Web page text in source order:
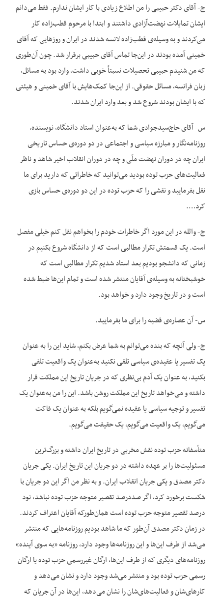
ج- آقای دکتر حبیبی را من اطلاع زیادی با کار ایشان ندارم. فقط می‌دانم
ایشان تمایلات نهضت‌آزادی داشتند و ابتدا با مرحوم قطب‌زاده کار
می‌کردند و به وسیله‌ی قطب‌زاده لانسه شدند در ایران و روزهایی که آقای
خمینی آمده بودند در این‌جا تماس آقای حبیبی برقرار شد. چون آن‌طوری
که من شنیدم حبیبی تحصیلات نسبتاً خوبی داشت، وارد بود به مسائل،
زبان فرانسه، مسائل حقوقی. از این‌جا کمک‌هایش با آقای خمینی و هیئتی
که با ایشان بودند شروع شد و بعد وارد ایران شدند.
س- آقای حاج‌سیدجوادی شما که به‌عنوان استاد دانشگاه، نویسنده،
روزنامه‌نگار و مبارزه سیاسی و اجتماعی در دو دوره‌ی حساس تاریخی
ایران چه در دوران نهضت ملّی و چه در دوران انقلاب اخیر شاهد و ناظر
فعالیت‌های حزب توده بودید می‌توانید که خاطراتی که دارید برای ما
نقل بفرمایید و نقشی را که حزب توده در این دو دوره‌ی حساس بازی
کرد….
ج- والله در این مورد اگر خاطرات خودم را بخواهم نقل کنم خیلی مفصل
است. یک قسمتش تکرار مطالبی است که از دانشگاه شروع بکنیم در
زمانی که دانشجو بودیم بعد استاد شدیم تکرار مطالبی است که
خوشبختانه به وسیله‌ی آقایان منتشر شده است و تمام این‌ها ضبط شده
است و در تاریخ وجود دارد و خواهد بود.
س- آن عصاره‌ی قضیه را برای ما بفرمایید.
ج- ولی آنچه که بنده می‌توانم به شما عرض بکنم، شاید این را به عنوان
یک تفسیر یا عقیده‌ی سیاسی تلقی نکنید به‌عنوان یک واقعیت تلقی
بکنید، به عنوان یک آدم بی‌نظری که در جریان تاریخ این مملکت قرار
داشته و می‌خواهد تاریخ این مملکت روشن باشد. این را من به‌عنوان یک
تفسیر و توجیه سیاسی یا عقیده نمی‌گویم بلکه به عنوان یک فاکت
می‌گویم، یک واقعیت می‌گویم، یک حقیقت می‌گویم.
متأسفانه حزب توده نقش مخربی در تاریخ ایران داشته و بزرگ‌ترین
مسئولیت‌ها را بر عهده داشته در دو جریان این تاریخ ایران. یکی جریان
دکتر مصدق و یکی جریان انقلاب ایران. و به نظر من اگر این دو جریان با
شکست برخورد کرد، اگر صددرصد تقصیر متوجه حزب توده نباشد، نود
درصد تقصیر متوجه حزب توده است همان‌طورکه آقایان اعتراف کردند.
در زمان دکتر مصدق آن‌طور که ما شاهد بودیم روزنامه‌هایی که منتشر
می‌شد از طرف این‌ها و این روزنامه‌ها وجود دارد، روزنامه «به سوی آینده»
روزنامه‌های دیگری که از طرف این‌ها، ارگان غیررسمی حزب توده یا ارگان
رسمی حزب توده بود و منتشر می‌شد وجود دارد و نشان می‌دهد و
کارهای‌شان و فعالیت‌های‌شان را نشان می‌دهد، این‌ها در آن جریان که